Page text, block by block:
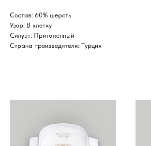
Состав: 60% шерсть
Узор: В клетку
Силуэт: Приталенный
Страна производителя: Турция